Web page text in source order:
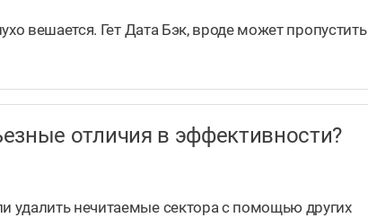
вешается. Гет Дата Бэк, вроде может пропустить
отличия в эффективности?
удалить нечитаемые сектора с помощью других